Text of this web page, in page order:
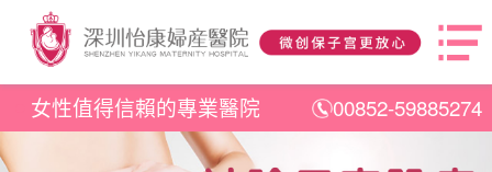
女性值得信賴的專業醫院 00852-59885274